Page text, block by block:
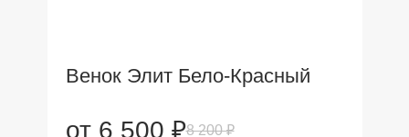
Венок Элит Бело-Красный
от 6 500 ₽8 200 ₽